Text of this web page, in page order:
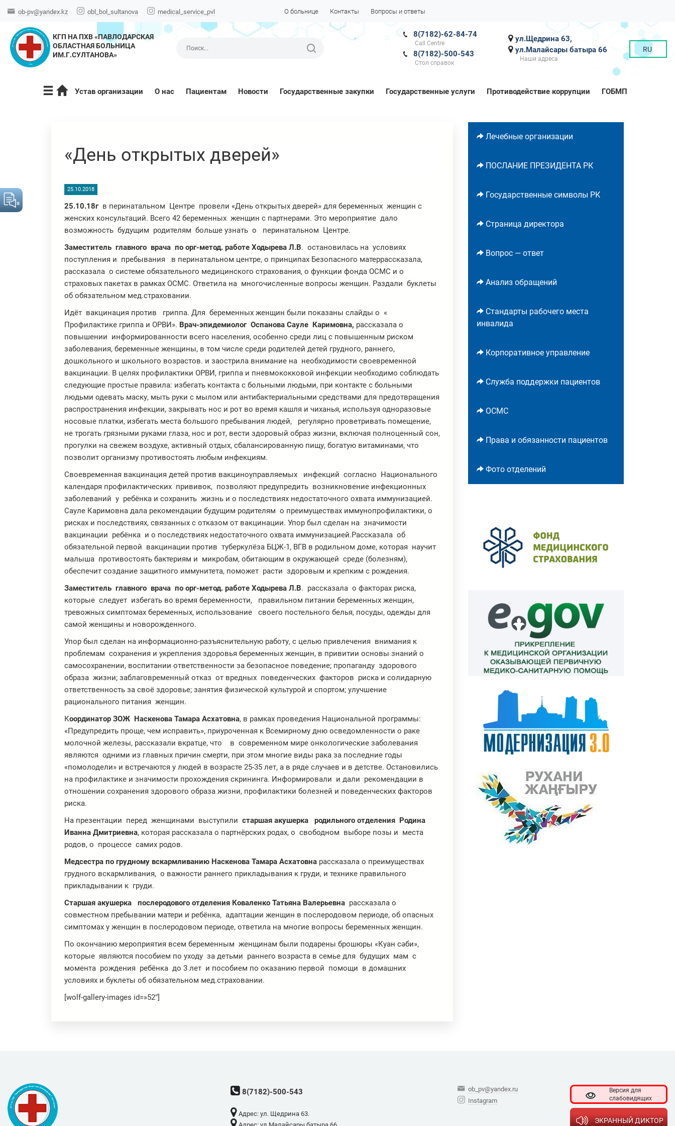
ob-pv@yandex.kz obl_bol_sultanova medical_service_pvl О больнице Контакты Вопросы и ответы
КГП НА ПХВ «ПАВЛОДАРСКАЯ
ОБЛАСТНАЯ БОЛЬНИЦА
ИМ.Г.СУЛТАНОВА»
RU
ул.Щедрина 63,
ул.Малайсары батыра 66
Наши адреса
8(7182)-62-84-74
Call Centre
8(7182)-500-543
Стол справок
Устав организации О нас Пациентам Новости Государственные закупки Государственные услуги Противодействие коррупции ГОБМП
«День открытых дверей»
25.10.2018
25.10.18г в перинатальном Центре провели «День открытых дверей» для беременных женщин с
женских консультаций. Всего 42 беременных женщин с партнерами. Это мероприятие дало
возможность будущим родителям больше узнать о перинатальном Центре.
Заместитель главного врача по орг-метод. работе Ходырева Л.В. остановилась на условиях
поступления и пребывания в перинатальном центре, о принципах Безопасного матеррассказала,
рассказала о системе обязательного медицинского страхования, о функции фонда ОСМС и о
страховых пакетах в рамках ОСМС. Ответила на многочисленные вопросы женщин. Раздали буклеты
об обязательном мед.страховании.
Идёт вакцинация против гриппа. Для беременных женщин были показаны слайды о «
Профилактике гриппа и ОРВИ». Врач-эпидемиолог Оспанова Сауле Каримовна, рассказала о
повышении информированности всего населения, особенно среди лиц с повышенным риском
заболевания, беременные женщины, в том числе среди родителей детей грудного, раннего,
дошкольного и школьного возрастов. и заострила внимание на необходимости своевременной
вакцинации. В целях профилактики ОРВИ, гриппа и пневмококковой инфекции необходимо соблюдать
следующие простые правила: избегать контакта с больными людьми, при контакте с больными
людьми одевать маску, мыть руки с мылом или антибактериальными средствами для предотвращения
распространения инфекции, закрывать нос и рот во время кашля и чиханья, используя одноразовые
носовые платки, избегать места большого пребывания людей, регулярно проветривать помещение,
не трогать грязными руками глаза, нос и рот, вести здоровый образ жизни, включая полноценный сон,
прогулки на свежем воздухе, активный отдых, сбалансированную пищу, богатую витаминами, что
позволит организму противостоять любым инфекциям.
Своевременная вакцинация детей против вакциноуправляемых инфекций согласно Национального
календаря профилактических прививок, позволяют предупредить возникновение инфекционных
заболеваний у ребёнка и сохранить жизнь и о последствиях недостаточного охвата иммунизацией.
Сауле Каримовна дала рекомендации будущим родителям о преимуществах иммунопрофилактики, о
рисках и последствиях, связанных с отказом от вакцинации. Упор был сделан на значимости
вакцинации ребёнка и о последствиях недостаточного охвата иммунизацией.Рассказала об
обязательной первой вакцинации против туберкулёза БЦЖ-1, ВГВ в родильном доме, которая научит
малыша противостоять бактериям и микробам, обитающим в окружающей среде (болезням),
обеспечит создание защитного иммунитета, поможет расти здоровым и крепким с рождения.
Заместитель главного врача по орг-метод. работе Ходырева Л.В. рассказала о факторах риска,
которые следует избегать во время беременности, правильном питании беременных женщин,
тревожных симптомах беременных, использование своего постельного белья, посуды, одежды для
самой женщины и новорожденного.
Упор был сделан на информационно-разъяснительную работу, с целью привлечения внимания к
проблемам сохранения и укрепления здоровья беременных женщин, в привитии основы знаний о
самосохранении, воспитании ответственности за безопасное поведение; пропаганду здорового
образа жизни; заблаговременный отказ от вредных поведенческих факторов риска и солидарную
ответственность за своё здоровье; занятия физической культурой и спортом; улучшение
рационального питания женщин.
Координатор ЗОЖ Наскенова Тамара Асхатовна, в рамках проведения Национальной программы:
«Предупредить проще, чем исправить», приуроченная к Всемирному дню осведомленности о раке
молочной железы, рассказали вкратце, что в современном мире онкологические заболевания
являются одними из главных причин смерти, при этом многие виды рака за последние годы
«помолодели» и встречаются у людей в возрасте 25-35 лет, а в ряде случаев и в детстве. Остановились
на профилактике и значимости прохождения скрининга. Информировали и дали рекомендации в
отношении сохранения здорового образа жизни, профилактики болезней и поведенческих факторов
риска.
На презентации перед женщинами выступили старшая акушерка родильного отделения Родина
Иванна Дмитриевна, которая рассказала о партнёрских родах, о свободном выборе позы и места
родов, о процессе самих родов.
Медсестра по грудному вскармливанию Наскенова Тамара Асхатовна рассказала о преимуществах
грудного вскармливания, о важности раннего прикладывания к груди, и технике правильного
прикладывании к груди.
Старшая акушерка
послеродового отделения Коваленко Татьяна Валерьевна рассказала о
совместном пребывании матери и ребёнка, адаптации женщин в послеродовом периоде, об опасных
симптомах у женщин в послеродовом периоде, ответила на многие вопросы беременных женщин.
По окончанию мероприятия всем беременным женщинам были подарены брошюры «Куан сәби»,
которые являются пособием по уходу за детьми раннего возраста в семье для будущих мам с
момента рождения ребёнка до 3 лет и пособием по оказанию первой помощи в домашних
условиях и буклеты об обязательном мед.страховании.
[wolf-gallery-images id=»52″]
Лечебные организации
ПОСЛАНИЕ ПРЕЗИДЕНТА РК
Государственные символы РК
Страница директора
Вопрос — ответ
Анализ обращений
Стандарты рабочего места
инвалида
Корпоративное управление
Служба поддержки пациентов
ОСМС
Права и обязанности пациентов
Фото отделений
8(7182)-500-543
Адрес: ​ул. Щедрина 63.
ob_pv@yandex.ru
Instagram
Версия для
слабовидящих
ЭКРАННЫЙ ДИКТОР